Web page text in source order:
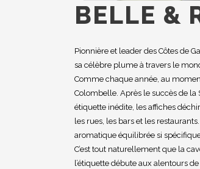
BELLE &
Pionnière et leader des Côtes de
sa célèbre plume à travers le
Comme chaque année, au
Colombelle. Après le succès de
étiquette inédite, les affiches
les rues, les bars et les
aromatique équilibrée si
C’est tout naturellement que la
l’étiquette débute aux alentours